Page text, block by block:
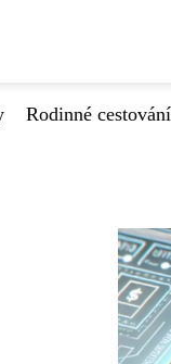
Rodinné cestování